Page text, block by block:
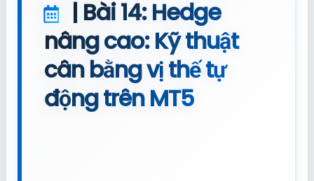
| Bài 14: Hedge
nâng cao: Kỹ thuật
cân bằng vị thế tự
động trên MT5